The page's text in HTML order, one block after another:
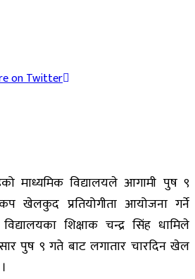
on Twitter
माध्यमिक विद्यालयले आगामी पुष ९
खेलकुद प्रतियोगीता आयोजना गर्ने
शिक्षाक चन्द्र सिंह धामिले
पुष ९ गते बाट लगातार चारदिन खेल